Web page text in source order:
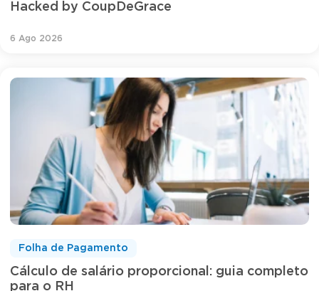
Hacked by CoupDeGrace
6 Ago 2026
Cálculo de salário proporcional: guia completo
para o RH
Folha de Pagamento